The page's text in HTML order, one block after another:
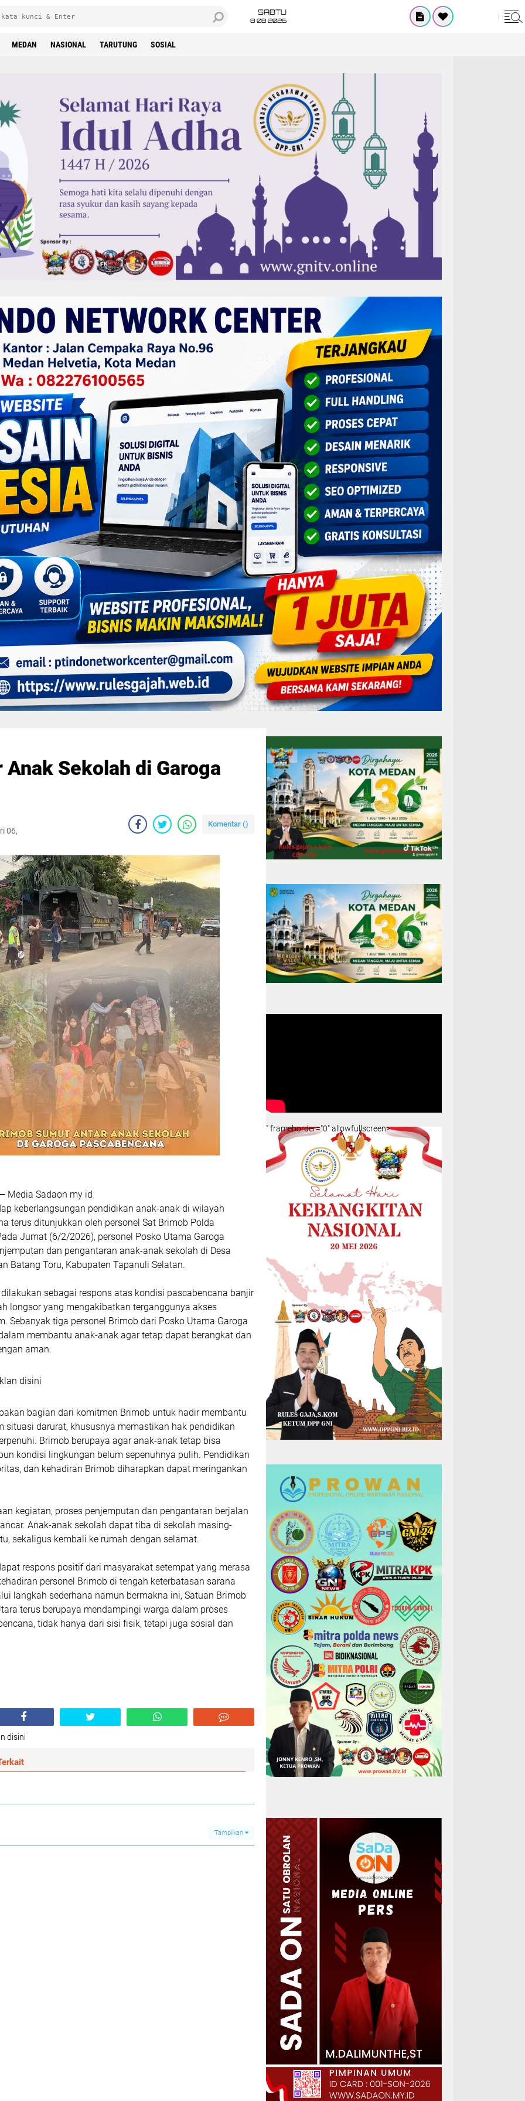
SABTU
8 08 2026
MEDAN NASIONAL TARUTUNG SOSIAL
Sekolah di Garoga
06,
Komentar ()
Media Sadaon my id
keberlangsungan pendidikan anak-anak di wilayah
terus ditunjukkan oleh personel Sat Brimob Polda
Jumat (6/2/2026), personel Posko Utama Garoga
dan pengantaran anak-anak sekolah di Desa
Batang Toru, Kabupaten Tapanuli Selatan.
sebagai respons atas kondisi pascabencana banjir
longsor yang mengakibatkan terganggunya akses
Sebanyak tiga personel Brimob dari Posko Utama Garoga
membantu anak-anak agar tetap dapat berangkat dan
aman.
disini
bagian dari komitmen Brimob untuk hadir membantu
situasi darurat, khususnya memastikan hak pendidikan
Brimob berupaya agar anak-anak tetap bisa
kondisi lingkungan belum sepenuhnya pulih. Pendidikan
dan kehadiran Brimob diharapkan dapat meringankan
kegiatan, proses penjemputan dan pengantaran berjalan
Anak-anak sekolah dapat tiba di sekolah masing-
sekaligus kembali ke rumah dengan selamat.
respons positif dari masyarakat setempat yang merasa
personel Brimob di tengah keterbatasan sarana
langkah sederhana namun bermakna ini, Satuan Brimob
terus berupaya mendampingi warga dalam proses
tidak hanya dari sisi fisik, tetapi juga sosial dan
disini
Tampilkan
" frameborder="0" allowfullscreen>